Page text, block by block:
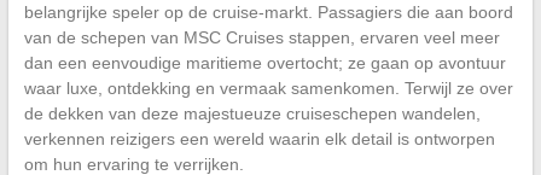
belangrijke speler op de cruise-markt. Passagiers die aan boord
van de schepen van MSC Cruises stappen, ervaren veel meer
dan een eenvoudige maritieme overtocht; ze gaan op avontuur
waar luxe, ontdekking en vermaak samenkomen. Terwijl ze over
de dekken van deze majestueuze cruiseschepen wandelen,
verkennen reizigers een wereld waarin elk detail is ontworpen
om hun ervaring te verrijken.